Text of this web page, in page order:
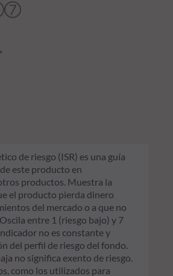
7
de riesgo (ISR) es una guía
este producto en
productos. Muestra la
el producto pierda dinero
del mercado o a que no
entre 1 (riesgo bajo) y 7
no es constante y
del perfil de riesgo del fondo.
no significa exento de riesgo.
como los utilizados para